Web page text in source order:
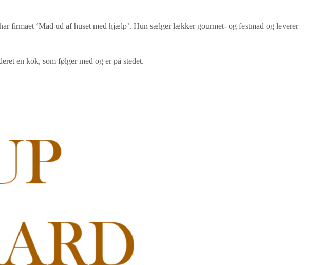
firmaet ‘Mad ud af huset med hjælp’. Hun sælger lækker gourmet- og festmad og leverer
en kok, som følger med og er på stedet.